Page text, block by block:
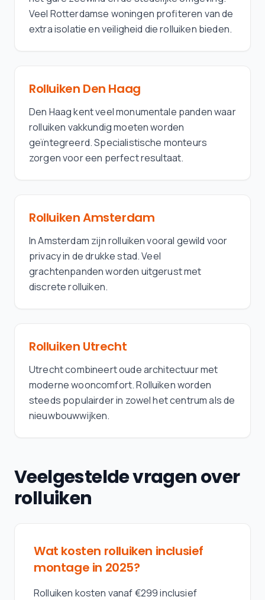
Veel Rotterdamse woningen profiteren van de
extra isolatie en veiligheid die rolluiken bieden.
Rolluiken Den Haag
Den Haag kent veel monumentale panden waar
rolluiken vakkundig moeten worden
geïntegreerd. Specialistische monteurs
zorgen voor een perfect resultaat.
RolluikenAmsterdam
In Amsterdam zijn rolluiken vooral gewild voor
privacy in de drukke stad. Veel
grachtenpanden worden uitgerust met
discrete rolluiken.
Rolluiken Utrecht
Utrecht combineert oude architectuur met
moderne wooncomfort. Rolluiken worden
steeds populairder in zowel het centrum als de
nieuwbouwwijken.
Veelgestelde vragen over
rolluiken
Wat kosten rolluiken inclusief
montage in 2025?
Rolluiken kosten vanaf €299 inclusief